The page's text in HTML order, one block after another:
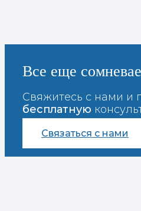
Все еще
Свяжитесь с нами и
бесплатную
Связаться с нами